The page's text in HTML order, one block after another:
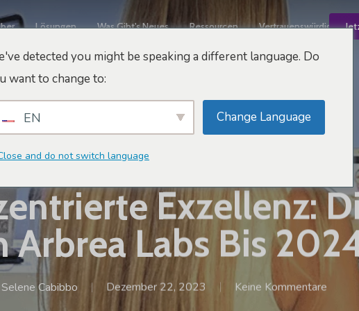
Lösungen Was Gibt's Neues Ressourcen Vertrauenswürdig
Innovation Und Zukunft
Exzellenz:
Arbrea Labs Bis
Selene Cabibbo Dezember 22, 2023 Keine Kommentare
detected you might be speaking a different language. Do
want to change to:
EN Change Language
and do not switch language